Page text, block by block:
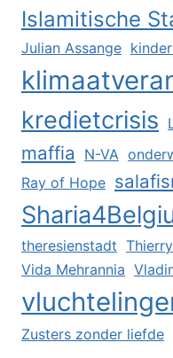
Islamitische
Julian Assange
kredietcrisis
maffia
N-VA
Ray of Hope
theresienstadt
Vida Mehrannia
Zusters zonder liefde